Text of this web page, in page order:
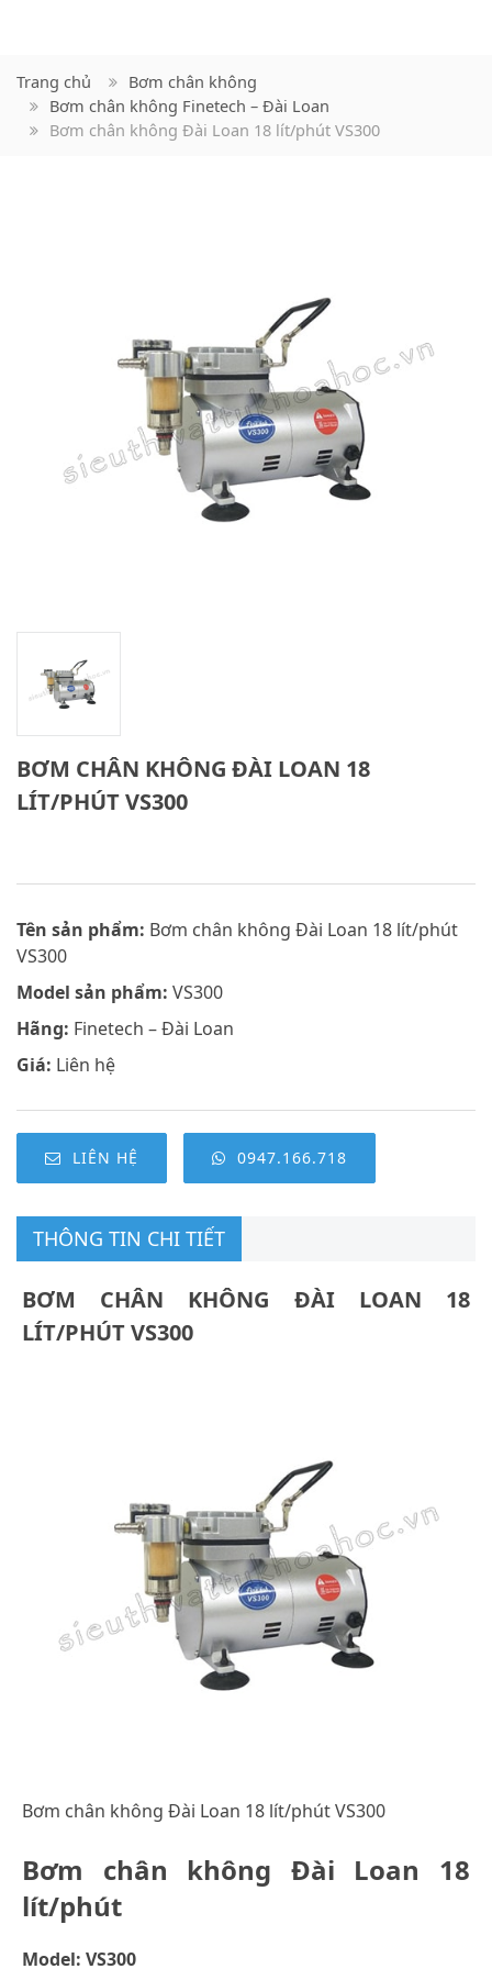
Trang chủ
Bơm chân không
Bơm chân không Finetech – Đài Loan
Bơm chân không Đài Loan 18 lít/phút VS300
BƠM CHÂN KHÔNG ĐÀI LOAN 18
LÍT/PHÚT VS300
Tên sản phẩm: Bơm chân không Đài Loan 18 lít/phút
VS300
Model sản phẩm: VS300
Hãng: Finetech – Đài Loan
Giá: Liên hệ
LIÊN HỆ 0947.166.718
THÔNG TIN CHI TIẾT
BƠM CHÂN KHÔNG ĐÀI LOAN 18
LÍT/PHÚT VS300
Bơm chân không Đài Loan 18 lít/phút VS300
Bơm chân không Đài Loan 18
lít/phút
Model: VS300